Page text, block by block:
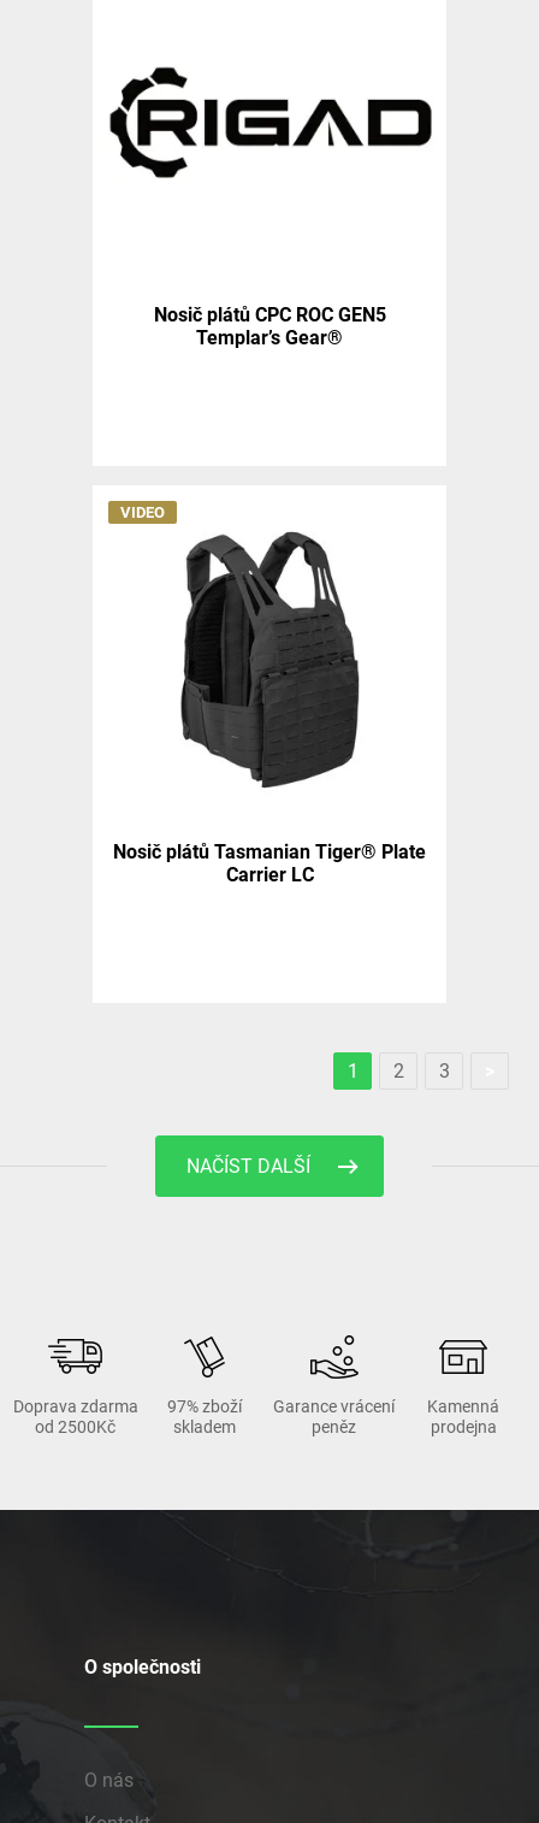
Nosič plátů CPC ROC GEN5
Templar’s Gear®
VIDEO
Nosič plátů Tasmanian Tiger® Plate
Carrier LC
1 2 3
NAČÍST DALŠÍ
Doprava zdarma
od 2500Kč
97% zboží
skladem
Garance vrácení
peněz
Kamenná
prodejna
O společnosti
O nás